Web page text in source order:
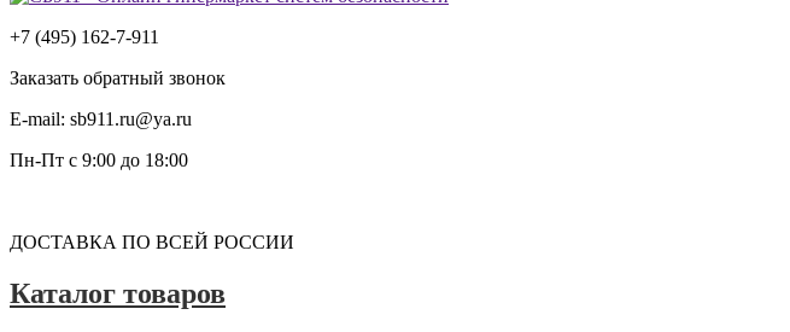
+7 (495) 162-7-911
Заказать обратный звонок
E-mail: sb911.ru@ya.ru
Пн-Пт с 9:00 до 18:00
ДОСТАВКА ПО ВСЕЙ РОССИИ
Каталог товаров